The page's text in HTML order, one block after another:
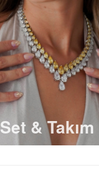
Set & Takım